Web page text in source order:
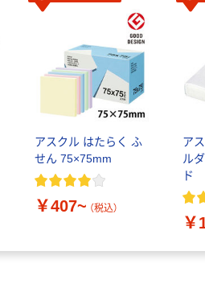
アスクル はたらく ふ
せん 75×75mm
￥407~ （税込）
ア
ル
ド
￥